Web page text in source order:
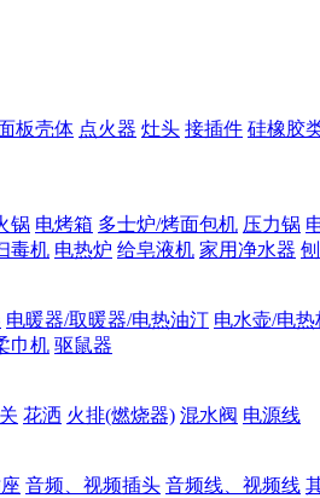
板壳体 点火器 灶头 接插件 硅橡胶
锅 电烤箱 多士炉/烤面包机 压力锅
毒机 电热炉 给皂液机 家用净水器
电暖器/取暖器/电热油汀 电水壶/电热
巾机 驱鼠器
花洒 火排(燃烧器) 混水阀 电源线
音频、视频插头 音频线、视频线